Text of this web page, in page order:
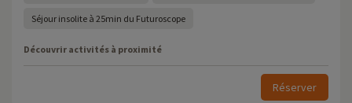
Séjour insolite à 25min du Futuroscope
Découvrir activités à proximité
Réserver